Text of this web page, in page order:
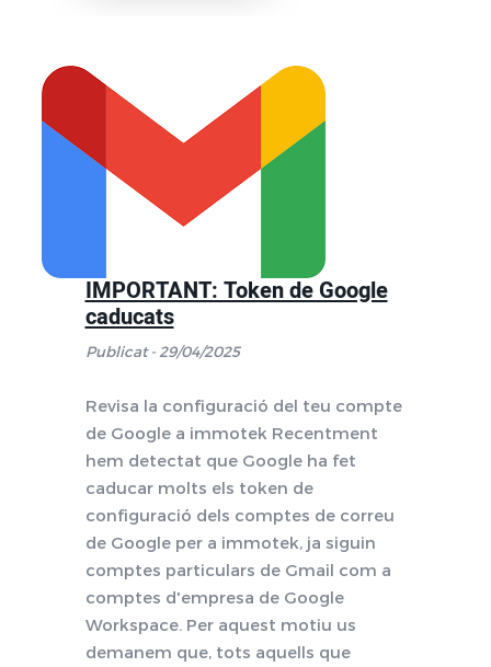
IMPORTANT: Token de Google
caducats
Publicat - 29/04/2025
Revisa la configuració del teu compte
de Google a immotek Recentment
hem detectat que Google ha fet
caducar molts els token de
configuració dels comptes de correu
de Google per a immotek, ja siguin
comptes particulars de Gmail com a
comptes d'empresa de Google
Workspace. Per aquest motiu us
demanem que, tots aquells que